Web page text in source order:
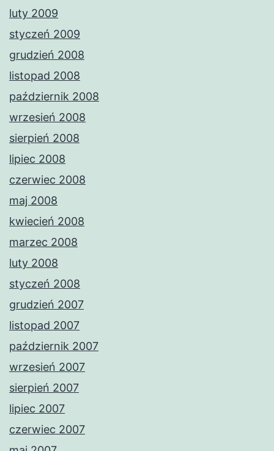
luty 2009
styczeń 2009
grudzień 2008
listopad 2008
październik 2008
wrzesień 2008
sierpień 2008
lipiec 2008
czerwiec 2008
maj 2008
kwiecień 2008
marzec 2008
luty 2008
styczeń 2008
grudzień 2007
listopad 2007
październik 2007
wrzesień 2007
sierpień 2007
lipiec 2007
czerwiec 2007